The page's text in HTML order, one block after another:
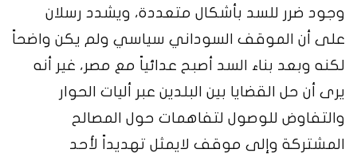
وجود ضرر للسد بأشكال متعددة، ويشدد رسلان
على أن الموقف السوداني سياسي ولم يكن واضحاً
لكنه وبعد بناء السد أصبح عدائياً مع مصر، غير أنه
يرى أن حل القضايا بين البلدين عبر أليات الحوار
والتفاوض للوصول لتفاهمات حول المصالح
المشتركة وإلى موقف لايمثل تهديداً لأحد